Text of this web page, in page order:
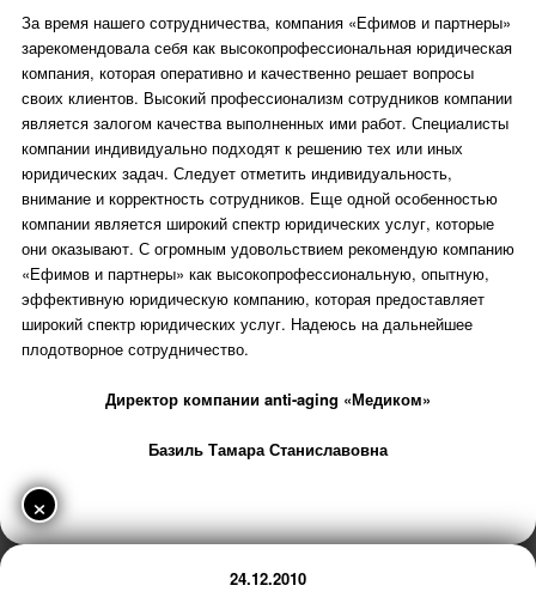
За время нашего сотрудничества, компания «Ефимов и партнеры»
зарекомендовала себя как высокопрофессиональная юридическая
компания, которая оперативно и качественно решает вопросы
своих клиентов. Высокий профессионализм сотрудников компании
является залогом качества выполненных ими работ. Специалисты
компании индивидуально подходят к решению тех или иных
юридических задач. Следует отметить индивидуальность,
внимание и корректность сотрудников. Еще одной особенностью
компании является широкий спектр юридических услуг, которые
они оказывают. С огромным удовольствием рекомендую компанию
«Ефимов и партнеры» как высокопрофессиональную, опытную,
эффективную юридическую компанию, которая предоставляет
широкий спектр юридических услуг. Надеюсь на дальнейшее
плодотворное сотрудничество.
Директор компании anti-aging «Медиком»
Базиль Тамара Станиславовна
×
24.12.2010